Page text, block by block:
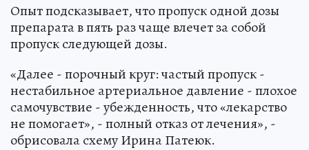
Опыт подсказывает, что пропуск одной дозы
препарата в пять раз чаще влечет за собой
пропуск следующей дозы.
«Далее - порочный круг: частый пропуск -
нестабильное артериальное давление - плохое
самочувствие - убежденность, что «лекарство
не помогает», - полный отказ от лечения», -
обрисовала схему Ирина Патеюк.